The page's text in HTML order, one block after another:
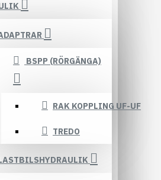
BSPP (RÖRGÄNGA)
RAK KOPPLING UF-UF
TREDO